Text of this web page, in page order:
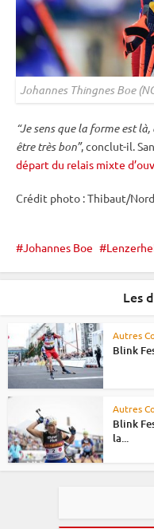
Johannes Thingnes Boe
“Je sens que la forme est
être très bon”, conclut-il.
départ du relais mixte
Crédit photo : Thibaut/
Johannes Boe
Les
Autres
Blink
Autres
Blink
la...